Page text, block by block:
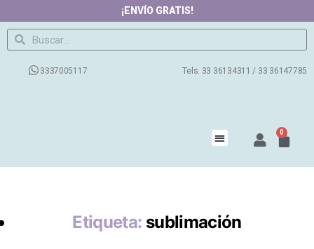
¡ENVÍO GRATIS!
3337005117 Tels. 33 36134311 / 33 36147785
0
Etiqueta: sublimación